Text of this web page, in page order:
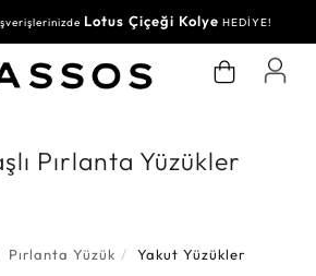
Lotus Çiçeği Kolye HEDİYE!
Su Yolu BileklikHEDİYE!
Pırlanta Yüzükler
Pırlanta Yüzük Yakut Yüzükler